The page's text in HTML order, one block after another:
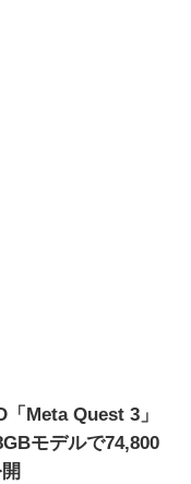
Meta Quest 3」
モデルで74,800